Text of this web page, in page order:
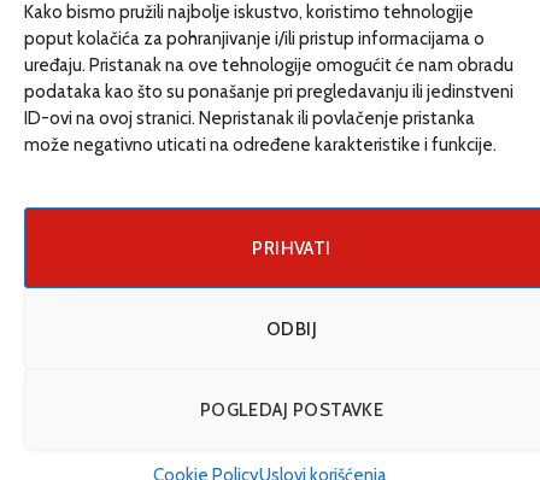
Kako bismo pružili najbolje iskustvo, koristimo tehnologije
poput kolačića za pohranjivanje i/ili pristup informacijama o
uređaju. Pristanak na ove tehnologije omogućit će nam obradu
podataka kao što su ponašanje pri pregledavanju ili jedinstveni
ID-ovi na ovoj stranici. Nepristanak ili povlačenje pristanka
može negativno uticati na određene karakteristike i funkcije.
PRIHVATI
ODBIJ
POGLEDAJ POSTAVKE
Cookie PolicyUslovi korišćenja
Dosije
Drugi pišu
Društvo
Cookie Policy (EU)